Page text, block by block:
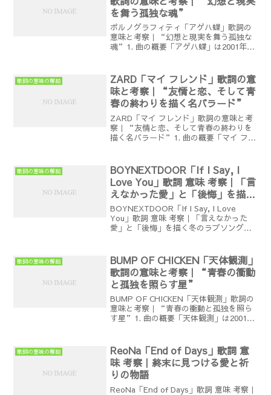
を舞う孤独な魂”
ポルノグラフィティ「アゲハ蝶」歌詞の
意味と考察｜“幻想と現実を舞う孤独な
魂”1. 曲の概要「アゲハ蝶」は2001年6
のオリコン1位を獲得し、今も代表曲とし
て歌い継がれ...
歌詞の意味の解説
ZARD「マイ フレンド」歌詞の意
味と考察｜“友情と恋、そして青
春の終わりを描く名バラード”
ZARD「マイ フレンド」歌詞の意味と考
察｜“友情と恋、そして青春の終わりを
描く名バラード”1. 曲の概要「マイ フレ
泉水、作曲は織田哲郎。ZARDの楽曲の
中でも...
歌詞の意味の解説
BOYNEXTDOOR「If I Say, I
Love You」歌詞 意味 考察｜「言
えなかった愛」と「後悔」を描く
冬のラブソング
BOYNEXTDOOR「If I Say, I Love
You」歌詞 意味 考察｜「言えなかった
愛」と「後悔」を描く冬のラブソングは
Love...
歌詞の意味の解説
BUMP OF CHICKEN「天体観測」
歌詞の意味と考察｜“青春の衝動
と孤独を照らす星”
BUMP OF CHICKEN「天体観測」歌詞の
意味と考察｜“青春の衝動と孤独を照ら
す星”1. 曲の概要「天体観測」は2001年
キリに望遠鏡を担いで行っ...
歌詞の意味の解説
ReoNa「End of Days」歌詞 意
味 考察｜終末に見つける愛と祈
りの物語
ReoNa「End of Days」歌詞 意味 考察｜